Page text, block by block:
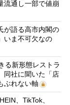
流通し一部で値崩
が語る高市内閣の
いま不可欠なの
る新形態レストラ
同社に聞いた「店
ぶれない軸
、TikTok、